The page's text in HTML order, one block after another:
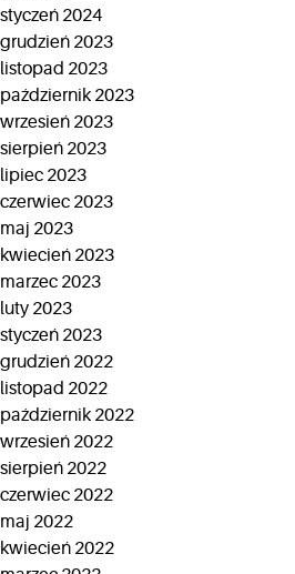
styczeń 2024
grudzień 2023
listopad 2023
październik 2023
wrzesień 2023
sierpień 2023
lipiec 2023
czerwiec 2023
maj 2023
kwiecień 2023
marzec 2023
luty 2023
styczeń 2023
grudzień 2022
listopad 2022
październik 2022
wrzesień 2022
sierpień 2022
czerwiec 2022
maj 2022
kwiecień 2022